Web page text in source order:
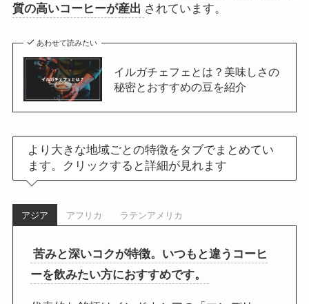
質の高いコーヒーが産出 されています。
あわせて読みたい
イルガチェフェとは？美味しさの
秘密とおすすめの豆を紹介
より大きな地域ごとの特徴をタブでまとめてい
ます。クリックすると詳細が見れます
アジア アフリカ ラテンアメリカ
苦みと深いコクが特徴。いつもと違うコーヒ
ーを飲みたい方におすすめです。